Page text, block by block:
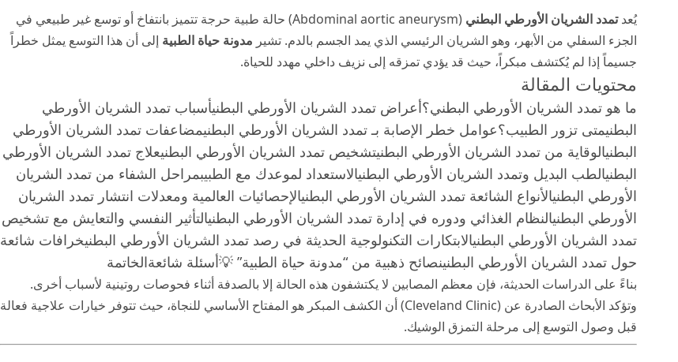
يُعدتمدد الشريان الأورطي البطني
(Abdominal aortic aneurysm) حالة طبية حرجة تتميز بانتفاخ أو توسع غير طبيعي في
الجزء السفلي من الأبهر، وهو الشريان الرئيسي الذي يمد الجسم بالدم. تشير مدونة حياة الطبية إلى أن هذا التوسع يمثل خطراً
جسيماً إذا لم يُكتشف مبكراً، حيث قد يؤدي تمزقه إلى نزيف داخلي مهدد للحياة.
محتويات المقالة
ما هو تمدد الشريان الأورطي البطني؟أعراض تمدد الشريان الأورطي البطنيأسباب تمدد الشريان الأورطي
البطنيمتى تزور الطبيب؟عوامل خطر الإصابة بـ تمدد الشريان الأورطي البطنيمضاعفات تمدد الشريان الأورطي
البطنيالوقاية من تمدد الشريان الأورطي البطنيتشخيص تمدد الشريان الأورطي البطنيعلاج تمدد الشريان الأورطي
البطنيالطب البديل وتمدد الشريان الأورطي البطنيالاستعداد لموعدك مع الطبيبمراحل الشفاء من تمدد الشريان
الأورطي البطنيالأنواع الشائعة تمدد الشريان الأورطي البطنيالإحصائيات العالمية ومعدلات انتشار تمدد الشريان
الأورطي البطنيالنظام الغذائي ودوره في إدارة تمدد الشريان الأورطي البطنيالتأثير النفسي والتعايش مع تشخيص
تمدد الشريان الأورطي البطنيالابتكارات التكنولوجية الحديثة في رصد تمدد الشريان الأورطي البطنيخرافات شائعة
حول تمدد الشريان الأورطي البطنينصائح ذهبية من “مدونة حياة الطبية” 💡أسئلة شائعةالخاتمة
بناءً على الدراسات الحديثة، فإن معظم المصابين لا يكتشفون هذه الحالة إلا بالصدفة أثناء فحوصات روتينية لأسباب أخرى.
وتؤكد الأبحاث الصادرة عن (Cleveland Clinic) أن الكشف المبكر هو المفتاح الأساسي للنجاة، حيث تتوفر خيارات علاجية فعالة
قبل وصول التوسع إلى مرحلة التمزق الوشيك.